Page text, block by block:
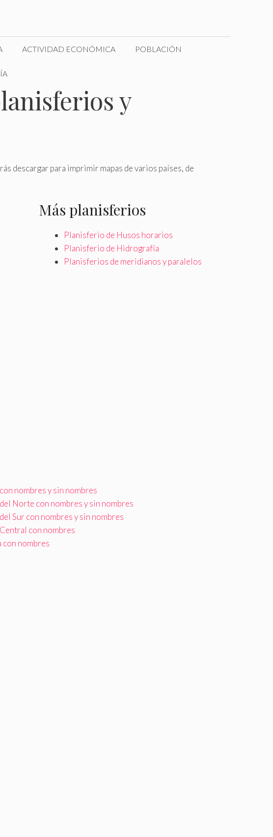
ACTIVIDAD ECONÓMICA POBLACIÓN
y
descargar para imprimir mapas de varios países, de
Más planisferios
Planisferio de Husos horarios
Planisferio de Hidrografía
Planisferios de meridianos y paralelos
nombres y sin nombres
Norte con nombres y sin nombres
Sur con nombres y sin nombres
con nombres
nombres